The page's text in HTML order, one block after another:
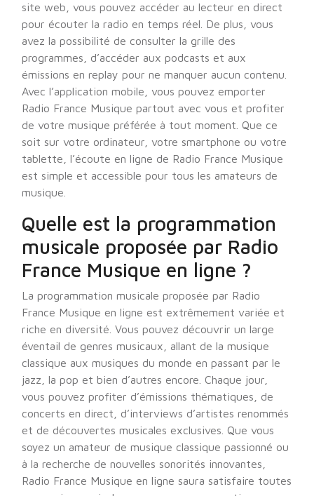
site web, vous pouvez accéder au lecteur en direct
pour écouter la radio en temps réel. De plus, vous
avez la possibilité de consulter la grille des
programmes, d’accéder aux podcasts et aux
émissions en replay pour ne manquer aucun contenu.
Avec l’application mobile, vous pouvez emporter
Radio France Musique partout avec vous et profiter
de votre musique préférée à tout moment. Que ce
soit sur votre ordinateur, votre smartphone ou votre
tablette, l’écoute en ligne de Radio France Musique
est simple et accessible pour tous les amateurs de
musique.
Quelle est la programmation
musicale proposée par Radio
France Musique en ligne ?
La programmation musicale proposée par Radio
France Musique en ligne est extrêmement variée et
riche en diversité. Vous pouvez découvrir un large
éventail de genres musicaux, allant de la musique
classique aux musiques du monde en passant par le
jazz, la pop et bien d’autres encore. Chaque jour,
vous pouvez profiter d’émissions thématiques, de
concerts en direct, d’interviews d’artistes renommés
et de découvertes musicales exclusives. Que vous
soyez un amateur de musique classique passionné ou
à la recherche de nouvelles sonorités innovantes,
Radio France Musique en ligne saura satisfaire toutes